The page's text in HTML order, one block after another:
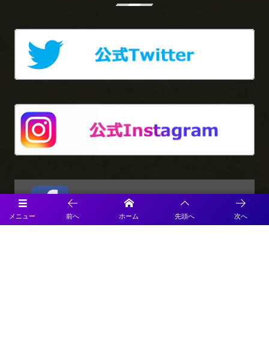
メニュー 前へ ホーム 先頭へ 次へ